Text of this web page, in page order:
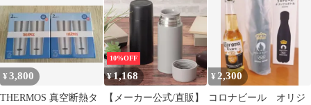
¥3,800
THERMOS 真空断熱タ
10%OFF
¥1,168
【メーカー公式/直販】
¥2,300
コロナビール オリジ